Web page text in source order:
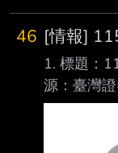
時間：
編譯陳韋
管業界對
易所
46 [情報]
1. 標題：
源：臺灣
名、網站